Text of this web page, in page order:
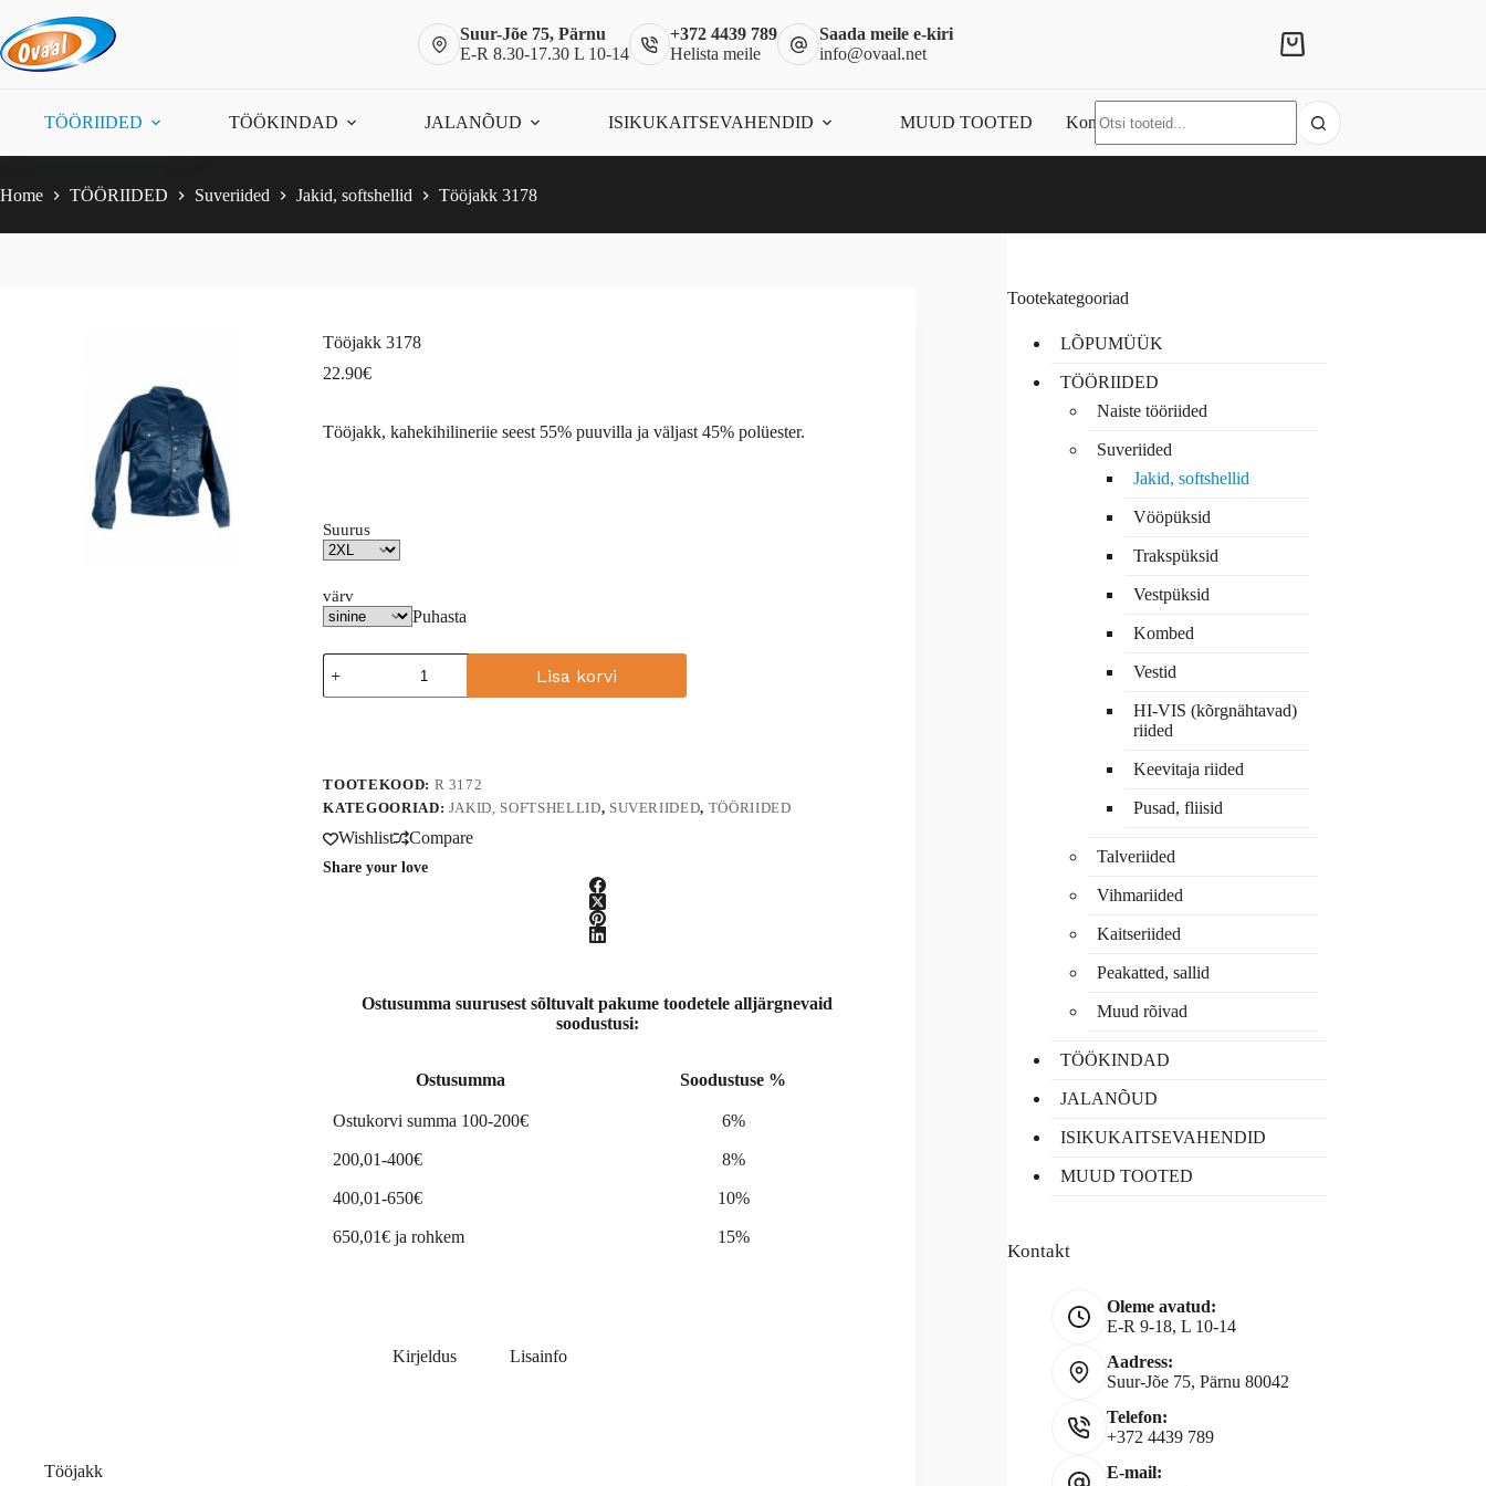
content
22.90€
product
has
variants.
options
Suur-Jõe 75, Pärnu
E-R 8.30-17.30 L 10-14
+372 4439 789
Helista meile
Saada meile e-kiri
info@ovaal.net
Shopping
TÖÖRIIDED TÖÖKINDAD JALANÕUD ISIKUKAITSEVAHENDID MUUD TOOTED Kontakt
results
Home TÖÖRIIDED Suveriided Jakid, softshellid Tööjakk 3178
Tööjakk 3178
22.90€
Tööjakk, kahekihilineriie seest 55% puuvilla ja väljast 45% polüester.
Suurus
värv
Puhasta
Tööjakk
3178
kogus
Lisa korvi
r
n
t
i
TOOTEKOOD: R 3172
KATEGOORIAD: JAKID, SOFTSHELLID, SUVERIIDED, TÖÖRIIDED
Wishlist Compare
Share your love
Ostusumma suurusest sõltuvalt pakume toodetele alljärgnevaid
soodustusi:
Ostusumma Soodustuse %
Ostukorvi summa 100-200€ 6%
200,01-400€ 8%
400,01-650€ 10%
650,01€ ja rohkem 15%
Kirjeldus Lisainfo
Tööjakk
Tootekategooriad
LÕPUMÜÜK
TÖÖRIIDED
Naiste tööriided
Suveriided
Jakid, softshellid
Vööpüksid
Trakspüksid
Vestpüksid
Kombed
Vestid
HI-VIS (kõrgnähtavad)
riided
Keevitaja riided
Pusad, fliisid
Talveriided
Vihmariided
Kaitseriided
Peakatted, sallid
Muud rõivad
TÖÖKINDAD
JALANÕUD
ISIKUKAITSEVAHENDID
MUUD TOOTED
Kontakt
Oleme avatud:
E-R 9-18, L 10-14
Aadress:
Suur-Jõe 75, Pärnu 80042
Telefon:
+372 4439 789
E-mail: